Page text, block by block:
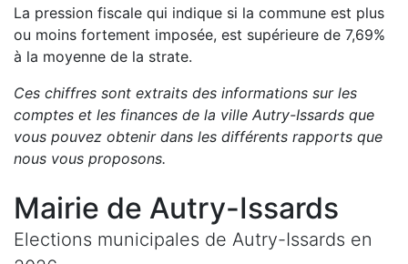
La pression fiscale qui indique si la commune est plus
ou moins fortement imposée, est supérieure de 7,69%
à la moyenne de la strate.
Ces chiffres sont extraits des informations sur les
comptes et les finances de la ville Autry-Issards que
vous pouvez obtenir dans les différents rapports que
nous vous proposons.
Mairie de Autry-Issards
Elections municipales de Autry-Issards en